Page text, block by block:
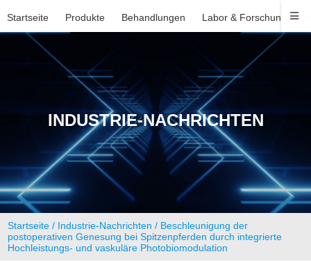
Startseite Produkte Behandlungen Labor & Forschung
INDUSTRIE-NACHRICHTEN
Startseite / Industrie-Nachrichten / Beschleunigung der
postoperativen Genesung bei Spitzenpferden durch integrierte
Hochleistungs- und vaskuläre Photobiomodulation